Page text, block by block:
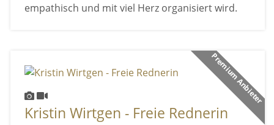
empathisch und mit viel Herz organisiert wird.
Premium Anbieter
Kristin Wirtgen - Freie Rednerin